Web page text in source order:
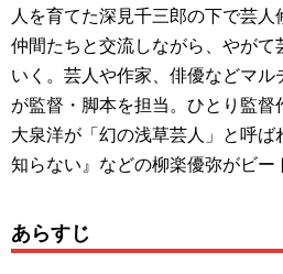
人を育てた深見千三郎の下で芸
仲間たちと交流しながら、やがて
いく。芸人や作家、俳優などマル
が監督・脚本を担当。ひとり監
大泉洋が「幻の浅草芸人」と呼
知らない』などの柳楽優弥がビー
あらすじ